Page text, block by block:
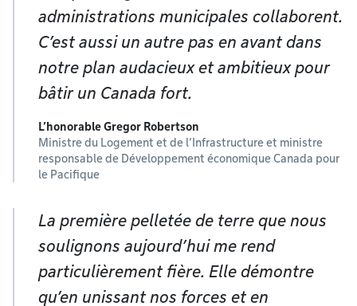
administrations municipales collaborent.
C’est aussi un autre pas en avant dans
notre plan audacieux et ambitieux pour
bâtir un Canada fort.
L’honorable Gregor Robertson
Ministre du Logement et de l’Infrastructure et ministre
responsable de Développement économique Canada pour
le Pacifique
La première pelletée de terre que nous
soulignons aujourd’hui me rend
particulièrement fière. Elle démontre
qu’en unissant nos forces et en